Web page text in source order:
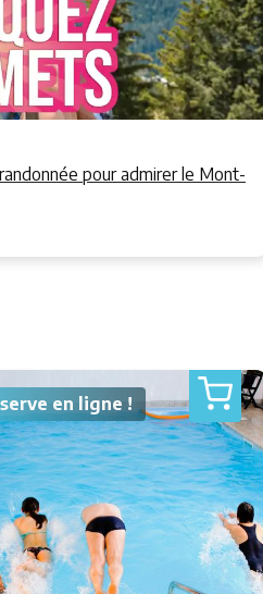
pour admirer le Mont-
en ligne !